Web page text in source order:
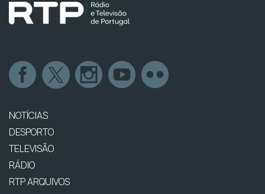
NOTÍCIAS
DESPORTO
TELEVISÃO
RÁDIO
RTP ARQUIVOS